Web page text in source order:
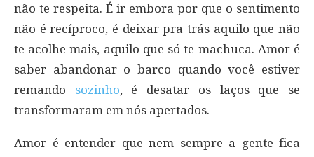
não te respeita. É ir embora por que o sentimento
não é recíproco, é deixar pra trás aquilo que não
te acolhe mais, aquilo que só te machuca. Amor é
saber abandonar o barco quando você estiver
remando sozinho, é desatar os laços que se
transformaram em nós apertados.
Amor é entender que nem sempre a gente fica